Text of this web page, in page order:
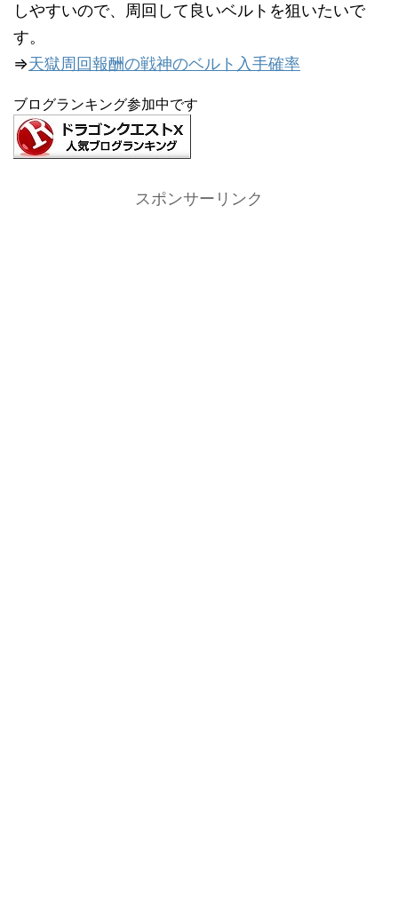
しやすいので、周回して良いベルトを狙いたいで
す。
⇒天獄周回報酬の戦神のベルト入手確率
ブログランキング参加中です
スポンサーリンク